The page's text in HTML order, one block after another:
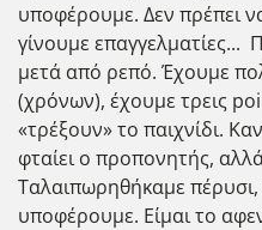
υποφέρουμε. Δεν πρέπει
γίνουμε
μετά από ρεπό. Έχουμε
(χρόνων), έχουμε τρεις
«τρέξουν» το παιχνίδι.
φταίει ο προπονητής,
Ταλαιπωρηθήκαμε
υποφέρουμε. Είμαι το